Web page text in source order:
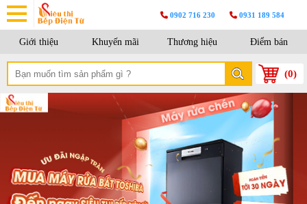
0902 716 230 0931 189 584
Giới thiệu Khuyến mãi Thương hiệu Điểm bán
(0)